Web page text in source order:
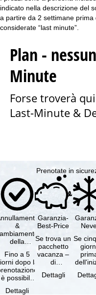
a
e
indicato nella descrizione del
a partire da 2 settimane
considerate “last minute”.
Plan -
Minute
Forse troverà
Last-Minute &
Prenotate in
&
della
gratuiti
Fino a 5
dopo la
è possibile
Dettagli
Garanzia-
Best-Price
Se trova un
pacchetto
vacanza –
di
e servizi
Dettagli
Se